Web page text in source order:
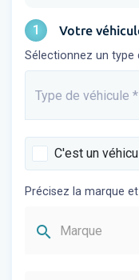
1 Votre
Sélectionnez un type
Saisissez...
Type de véhicule *
C'est un
Précisez la marque
search Marque